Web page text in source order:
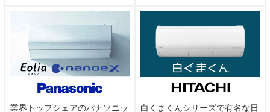
業界トップシェアのパナソニッ
白くまくんシリーズで有名な日